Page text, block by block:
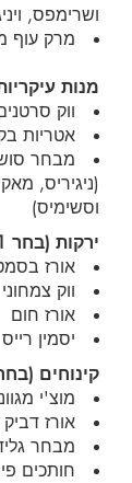
ושרימפס,
מרק עוף
מנות עיקריות
ווק
אטריות
מבחר
(ניגיריס,
וסשימיס)
ירקות (בחר 1)
אורז
ווק צמחוני
אורז חום
יסמין רייס
קינוחים (בחר
מוצ'י מגוונים (3
אורז דביק
מבחר גלידות
חותכים